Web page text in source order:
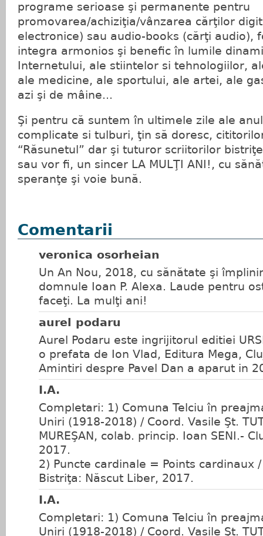
programe serioase şi permanente pentru
promovarea/achiziţia/vânzarea cărţilor
electronice) sau audio-books (cărţi audio),
integra armonios şi benefic în lumile
Internetului, ale stiintelor si tehnologiilor,
ale medicine, ale sportului, ale artei, ale
azi şi de mâine...
Şi pentru că suntem în ultimele zile ale
complicate si tulburi, ţin să doresc,
“Răsunetul” dar şi tuturor scriitorilor
sau vor fi, un sincer LA MULŢI ANI!, cu
speranţe şi voie bună.
Comentarii
veronica osorheian
Un An Nou, 2018, cu sănătate şi
domnule Ioan P. Alexa. Laude pentru
faceţi. La mulţi ani!
aurel podaru
Aurel Podaru este ingrijitorul editiei
o prefata de Ion Vlad, Editura Mega,
Amintiri despre Pavel Dan a aparut in
I.A.
Completari: 1) Comuna Telciu în
Uniri (1918-2018) / Coord. Vasile Şt.
MUREŞAN, colab. princip. Ioan SENI.-
2017.
2) Puncte cardinale = Points cardinaux /
Bistriţa: Născut Liber, 2017.
I.A.
Completari: 1) Comuna Telciu în
Uniri (1918-2018) / Coord. Vasile Şt.